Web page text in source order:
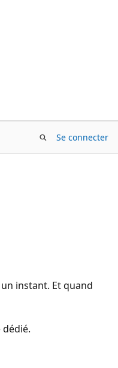
Se connecter
instant. Et quand